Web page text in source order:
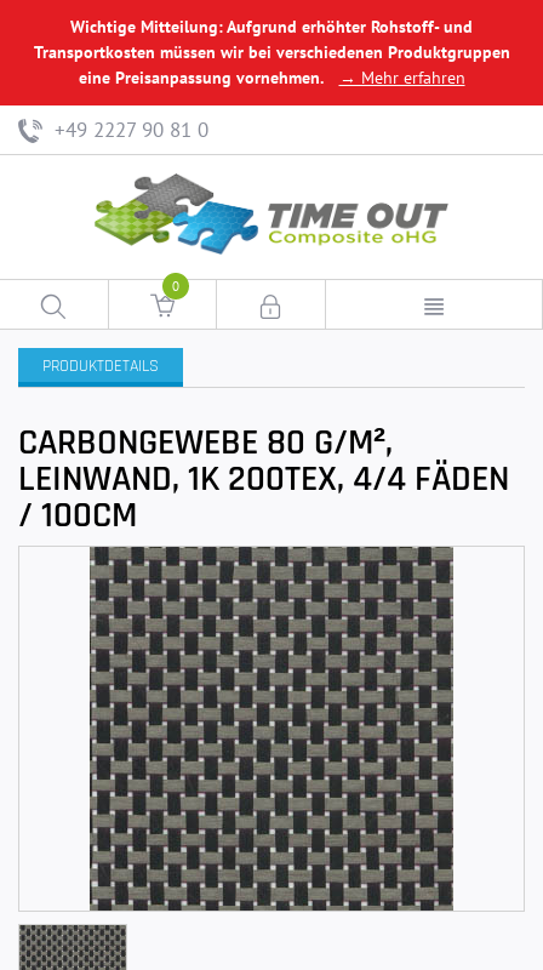
Wichtige Mitteilung: Aufgrund erhöhter Rohstoff- und
Transportkosten müssen wir bei verschiedenen Produktgruppen
eine Preisanpassung vornehmen.
→ Mehr erfahren
+49 2227 90 81 0
0
PRODUKTDETAILS
CARBONGEWEBE 80 G/M²,
LEINWAND, 1K 200TEX, 4/4 FÄDEN
/ 100CM